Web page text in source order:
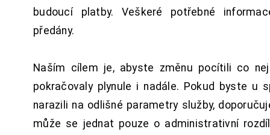
budoucí platby. Veškeré potřebné
předány.
Naším cílem je, abyste změnu pocítili co
pokračovaly plynule i nadále. Pokud byste u
narazili na odlišné parametry služby,
může se jednat pouze o administrativní